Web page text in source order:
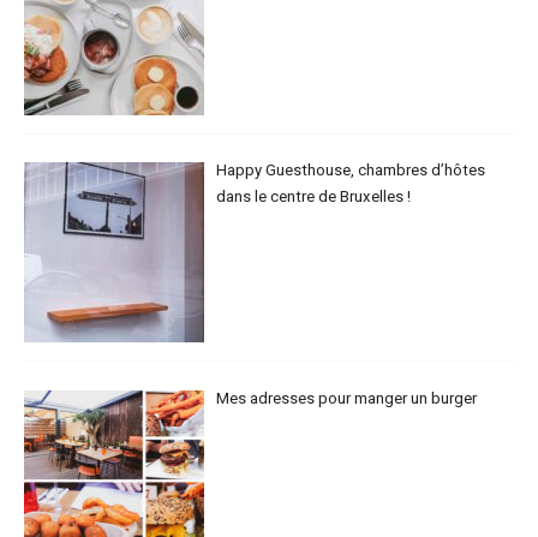
Happy Guesthouse, chambres d’hôtes
dans le centre de Bruxelles !
Mes adresses pour manger un burger